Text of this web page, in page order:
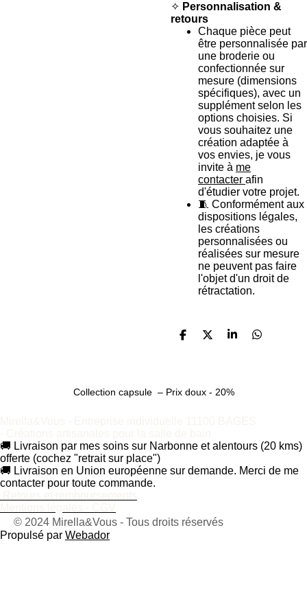
✧ Personnalisation &
retours
Chaque pièce peut
être personnalisée par
une broderie ou
confectionnée sur
mesure (dimensions
spécifiques), avec un
supplément selon les
options choisies. Si
vous souhaitez une
création adaptée à
vos envies, je vous
invite à me
contacter afin
d'étudier votre projet.
🧵 Conformément aux
dispositions légales,
les créations
personnalisées ou
réalisées sur mesure
ne peuvent pas faire
l'objet d'un droit de
rétractation.
P
g
P
g
P
g
P
Collection capsule – Prix doux - 20%
🚚 Livraison par mes soins sur Narbonne et alentours (20 kms)
offerte (cochez "retrait sur place")
🚚 Livraison en Union européenne sur demande. Merci de me
contacter pour toute commande.
© 2024 Mirella&Vous - Tous droits réservés
Propulsé par Webador